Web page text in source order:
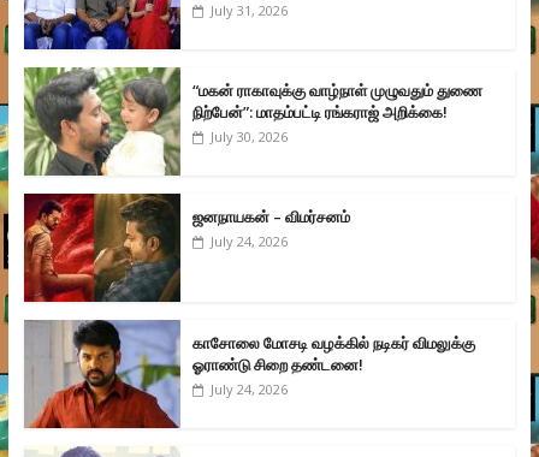
July 31, 2026
“மகன் ராகாவுக்கு வாழ்நாள் முழுவதும் துணை
நிற்பேன்”: மாதம்பட்டி ரங்கராஜ் அறிக்கை!
July 30, 2026
ஜனநாயகன் – விமர்சனம்
July 24, 2026
காசோலை மோசடி வழக்கில் நடிகர் விமலுக்கு
ஓராண்டு சிறை தண்டனை!
July 24, 2026